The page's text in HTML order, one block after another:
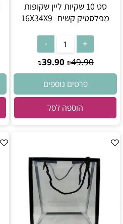
סט 10 שקיות ליין שקופות
מפלסטיק קשיח- 16X34X9
₪49.90
₪39.90
פרטים נוספים
הוספה לסל